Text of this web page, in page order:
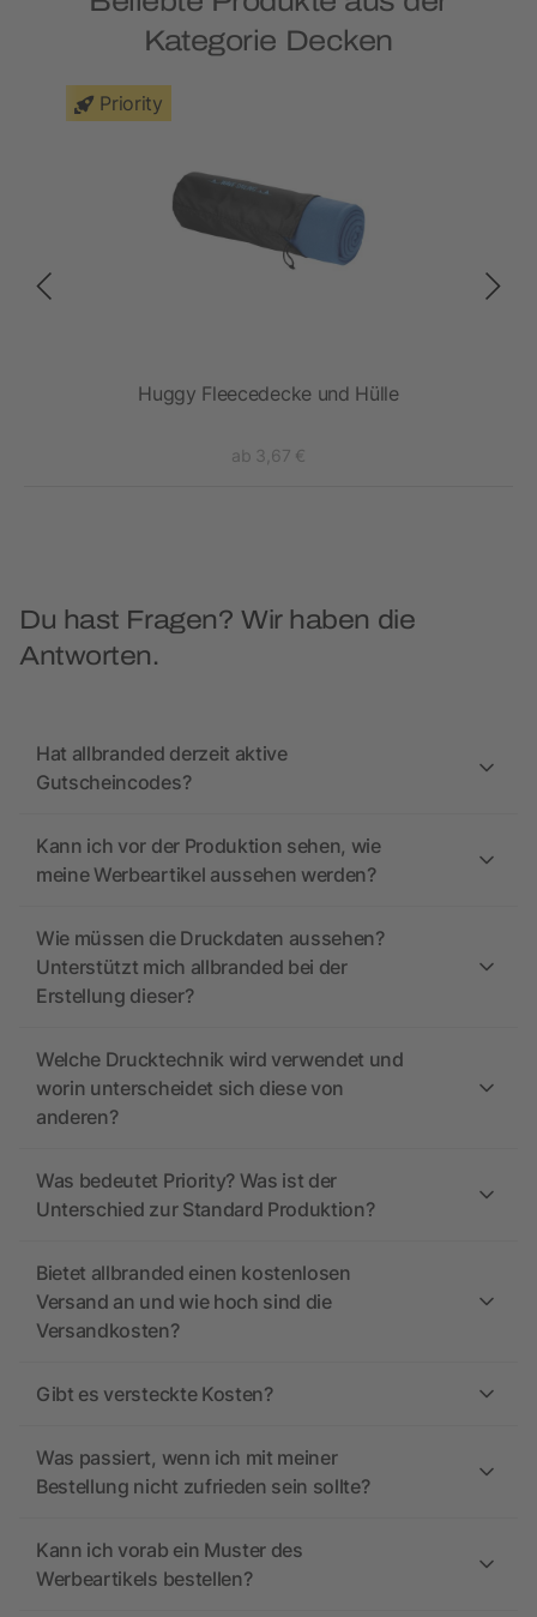
Kategorie Decken
Priority
Huggy Fleecedecke und Hülle
ab 3,67 €
Du hast Fragen? Wir haben die
Antworten.
Hat allbranded derzeit aktive
Gutscheincodes?
Kann ich vor der Produktion sehen, wie
meine Werbeartikel aussehen werden?
Wie müssen die Druckdaten aussehen?
Unterstützt mich allbranded bei der
Erstellung dieser?
Welche Drucktechnik wird verwendet und
worin unterscheidet sich diese von
anderen?
Was bedeutet Priority? Was ist der
Unterschied zur Standard Produktion?
Bietet allbranded einen kostenlosen
Versand an und wie hoch sind die
Versandkosten?
Gibt es versteckte Kosten?
Was passiert, wenn ich mit meiner
Bestellung nicht zufrieden sein sollte?
Kann ich vorab ein Muster des
Werbeartikels bestellen?